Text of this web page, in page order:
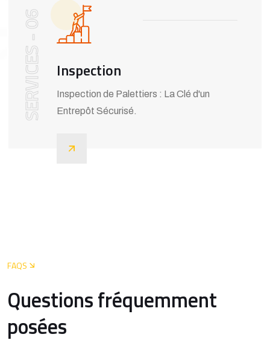
SERVICES - 06 Inspection
Inspection de Palettiers : La Clé d'un
Entrepôt Sécurisé.
FAQS
Questions fréquemment
posées